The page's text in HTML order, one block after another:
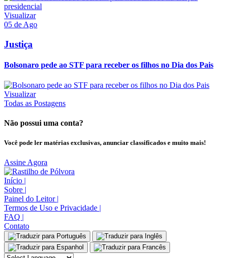
Visualizar
05 de Ago
Justiça
Bolsonaro pede ao STF para receber os filhos no Dia dos Pais
Visualizar
Todas as Postagens
Não possui uma conta?
Você pode ler matérias exclusivas, anunciar classificados e muito mais!
Assine Agora
Início |
Sobre |
Painel do Leitor |
Termos de Uso e Privacidade |
FAQ |
Contato